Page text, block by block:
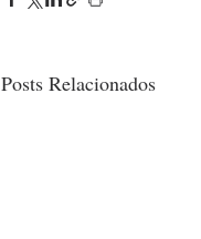
Posts Relacionados